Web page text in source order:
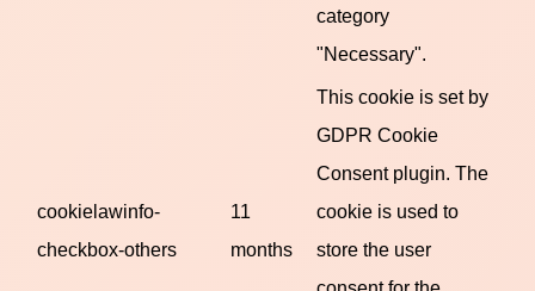
category
"Necessary".
cookielawinfo-
checkbox-others
11
months
This cookie is set by
GDPR Cookie
Consent plugin. The
cookie is used to
store the user